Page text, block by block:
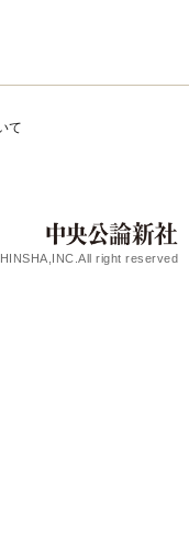
て
right reserved